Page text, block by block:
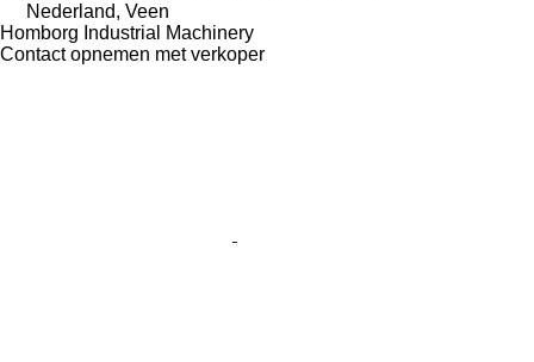
Nederland, Veen
Homborg Industrial Machinery
Contact opnemen met verkoper